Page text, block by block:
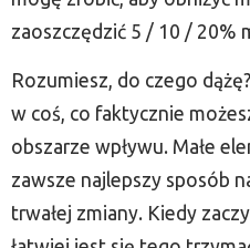
zaoszczędzić 5 / 10 / 20%
Rozumiesz, do czego
w coś, co faktycznie
obszarze wpływu. Małe
zawsze najlepszy sposób
trwałej zmiany. Kiedy